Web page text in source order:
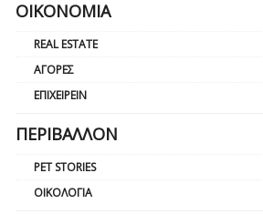
ΟΙΚΟΝΟΜΊΑ
REAL ESTATE
ΑΓΟΡΈΣ
ΕΠΙΧΕΙΡΕΊΝ
ΠΕΡΙΒΆΛΛΟΝ
PET STORIES
ΟΙΚΟΛΟΓΊΑ